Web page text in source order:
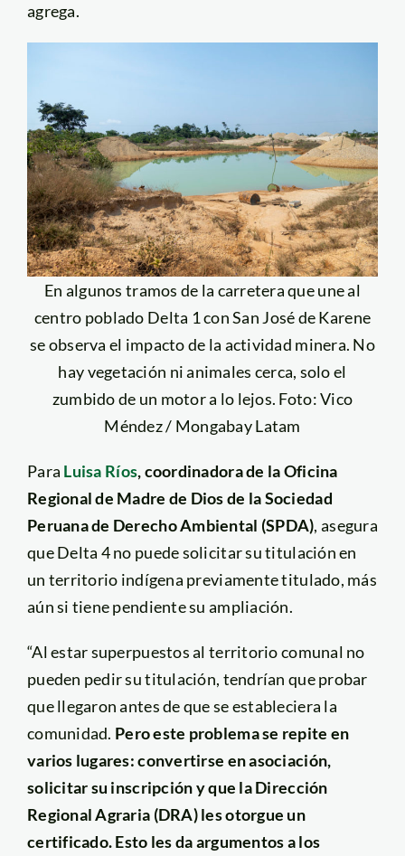
agrega.
En algunos tramos de la carretera que une al
centro poblado Delta 1 con San José de Karene
se observa el impacto de la actividad minera. No
hay vegetación ni animales cerca, solo el
zumbido de un motor a lo lejos. Foto: Vico
Méndez / Mongabay Latam
Para Luisa Ríos, coordinadora de la Oficina
Regional de Madre de Dios de la Sociedad
Peruana de Derecho Ambiental (SPDA), asegura
que Delta 4 no puede solicitar su titulación en
un territorio indígena previamente titulado, más
aún si tiene pendiente su ampliación.
“Al estar superpuestos al territorio comunal no
pueden pedir su titulación, tendrían que probar
que llegaron antes de que se estableciera la
comunidad. Pero este problema se repite en
varios lugares: convertirse en asociación,
solicitar su inscripción y que la Dirección
Regional Agraria (DRA) les otorgue un
certificado. Esto les da argumentos a los